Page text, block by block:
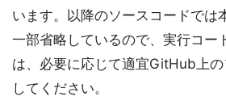
います。以降のソースコードでは
一部省略しているので、実行コー
は、必要に応じて適宜GitHub上
してください。